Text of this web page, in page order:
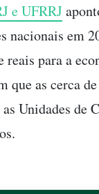
e UFRRJ
nacionais em
reais para a
que as cerca
Unidades de